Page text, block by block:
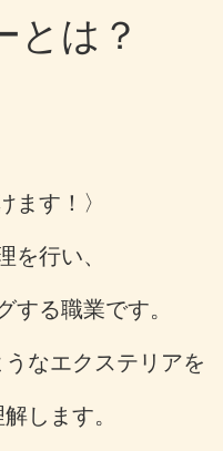
とは？
す！〉
行い、
る職業です。
なエクステリアを
します。